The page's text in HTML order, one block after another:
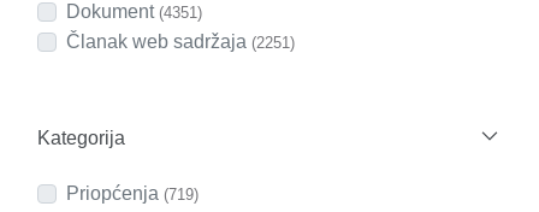
Dokument (4351)
Članak web sadržaja (2251)
Kategorija
Priopćenja (719)